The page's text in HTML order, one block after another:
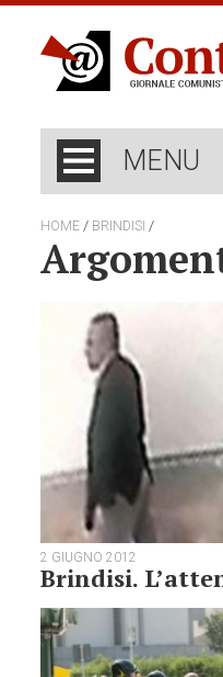
MENU
HOME / BRINDISI /
2 GIUGNO 2012
Brindisi.